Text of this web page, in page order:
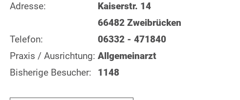
Adresse:
Kaiserstr. 14
66482 Zweibrücken
Telefon:
06332 - 471840
Praxis / Ausrichtung: Allgemeinarzt
Bisherige Besucher:
1148